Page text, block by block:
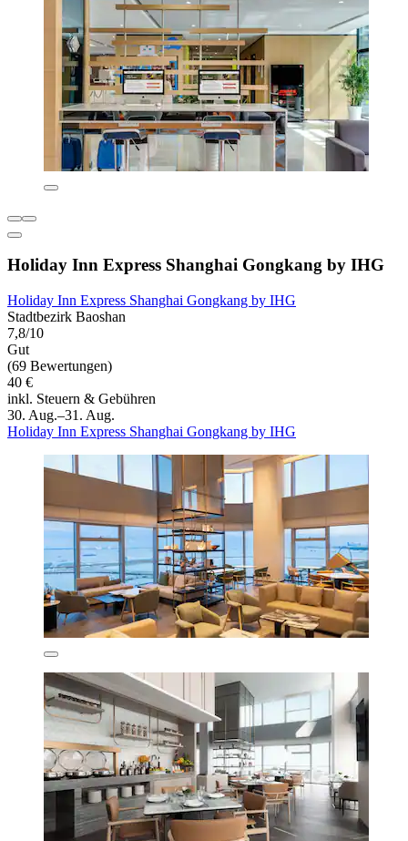
Holiday Inn Express Shanghai Gongkang by IHG
Holiday Inn Express Shanghai Gongkang by IHG
Stadtbezirk Baoshan
7,8/10
Gut
(69 Bewertungen)
40 €
inkl. Steuern & Gebühren
30. Aug.–31. Aug.
Holiday Inn Express Shanghai Gongkang by IHG